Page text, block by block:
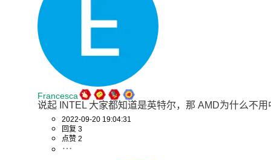
Francesca
说起 INTEL 大家都知道是英特尔，那 AMD为什么不
2022-09-20 19:04:31
回复 3
点赞 2